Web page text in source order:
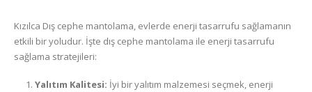
Kızılca Dış cephe mantolama, evlerde enerji tasarrufu sağlamanın
etkili bir yoludur. İşte dış cephe mantolama ile enerji tasarrufu
sağlama stratejileri:
Yalıtım Kalitesi: İyi bir yalıtım malzemesi seçmek, enerji